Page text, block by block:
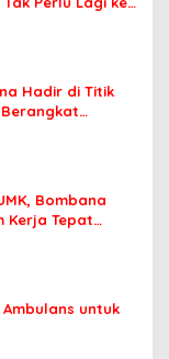
Hadir di Titik
Bombana
Kerja Tepat
untuk